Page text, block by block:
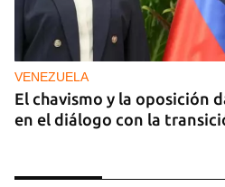
VENEZUELA
El chavismo y la oposición
en el diálogo con la